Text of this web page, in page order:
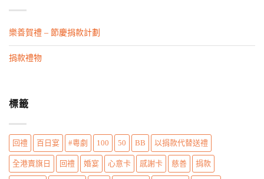
n
樂善賀禮 – 節慶捐款計劃
捐款禮物
標籤
回禮 百日宴 #粵劇 100 50 BB 以捐款代替送禮
全港賣旗日 回禮 婚宴 心意卡 感謝卡 慈善 捐款